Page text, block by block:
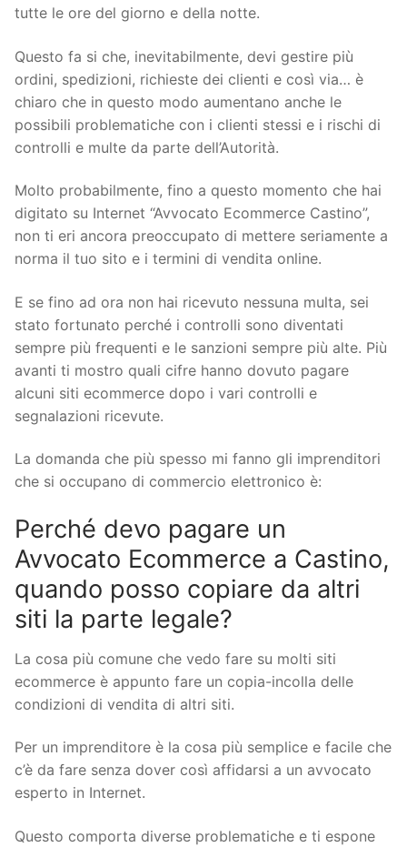
tutte le ore del giorno e della notte.
Questo fa si che, inevitabilmente, devi gestire più
ordini, spedizioni, richieste dei clienti e così via… è
chiaro che in questo modo aumentano anche le
possibili problematiche con i clienti stessi e i rischi di
controlli e multe da parte dell’Autorità.
Molto probabilmente, fino a questo momento che hai
digitato su Internet “Avvocato Ecommerce Castino”,
non ti eri ancora preoccupato di mettere seriamente a
norma il tuo sito e i termini di vendita online.
E se fino ad ora non hai ricevuto nessuna multa, sei
stato fortunato perché i controlli sono diventati
sempre più frequenti e le sanzioni sempre più alte. Più
avanti ti mostro quali cifre hanno dovuto pagare
alcuni siti ecommerce dopo i vari controlli e
segnalazioni ricevute.
La domanda che più spesso mi fanno gli imprenditori
che si occupano di commercio elettronico è:
Perché devo pagare un
Avvocato Ecommerce a Castino,
quando posso copiare da altri
siti la parte legale?
La cosa più comune che vedo fare su molti siti
ecommerce è appunto fare un copia-incolla delle
condizioni di vendita di altri siti.
Per un imprenditore è la cosa più semplice e facile che
c’è da fare senza dover così affidarsi a un avvocato
esperto in Internet.
Questo comporta diverse problematiche e ti espone